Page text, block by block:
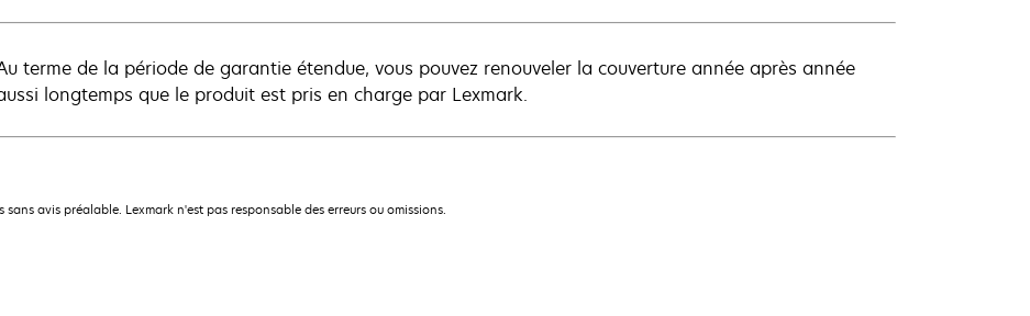
terme de la période de garantie étendue, vous pouvez renouveler la couverture année après année
longtemps que le produit est pris en charge par Lexmark.
avis préalable. Lexmark n'est pas responsable des erreurs ou omissions.